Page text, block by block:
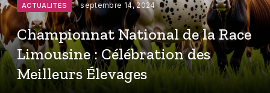
ACTUALITÉS septembre 14, 2024
Championnat National de la Race
Limousine : Célébration des
Meilleurs Élevages